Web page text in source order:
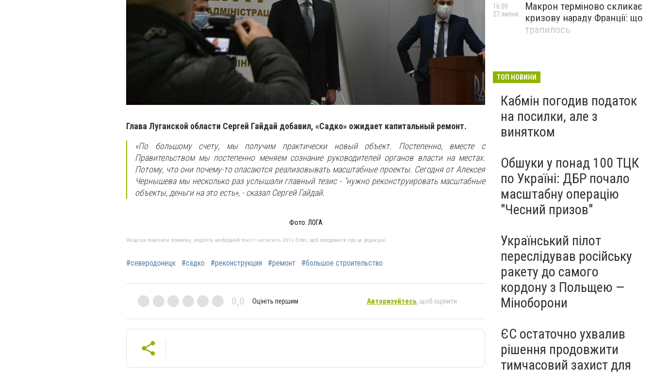
Глава Луганской области Сергей Гайдай добавил, «Садко» ожидает капитальный ремонт.
«По большому счету, мы получим практически новый объект. Постепенно, вместе с
Правительством мы постепенно меняем сознание руководителей органов власти на местах.
Потому, что они почему-то опасаются реализовывать масштабные проекты. Сегодня от Алексея
Чернышева мы несколько раз услышали главный тезис - "нужно реконструировать масштабные
объекты, деньги на это есть», - сказал Сергей Гайдай.
Фото: ЛОГА
Якщо ви помітили помилку, виділіть необхідний текст і натисніть Ctrl + Enter, щоб повідомити про це редакцію
#северодонецк #садко #реконструкция #ремонт #большое строительство
0,0 Оцініть першим Авторизуйтесь, щоб оцінити
Макрон терміново скликає
кризову нараду Франції: що
трапилось
16:00
27 липня
ТОП НОВИНИ
Кабмін погодив податок
на посилки, але з
винятком
Обшуки у понад 100 ТЦК
по Україні: ДБР почало
масштабну операцію
"Чесний призов"
Український пілот
переслідував російську
ракету до самого
кордону з Польщею —
Міноборони
ЄС остаточно ухвалив
рішення продовжити
тимчасовий захист для